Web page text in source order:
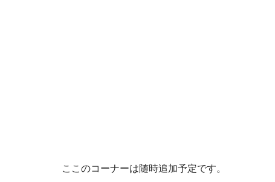
ここのコーナーは随時追加予定です。